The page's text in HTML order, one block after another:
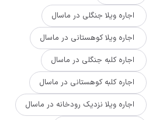
اجاره ویلا جنگلی در ماسال
اجاره ویلا کوهستانی در ماسال
اجاره کلبه جنگلی در ماسال
اجاره کلبه کوهستانی در ماسال
اجاره ویلا نزدیک رودخانه در ماسال